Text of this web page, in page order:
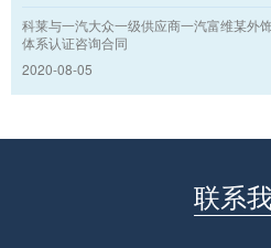
科莱与一汽大众一级供应商一汽富维某外
体系认证咨询合同
2020-08-05
联系